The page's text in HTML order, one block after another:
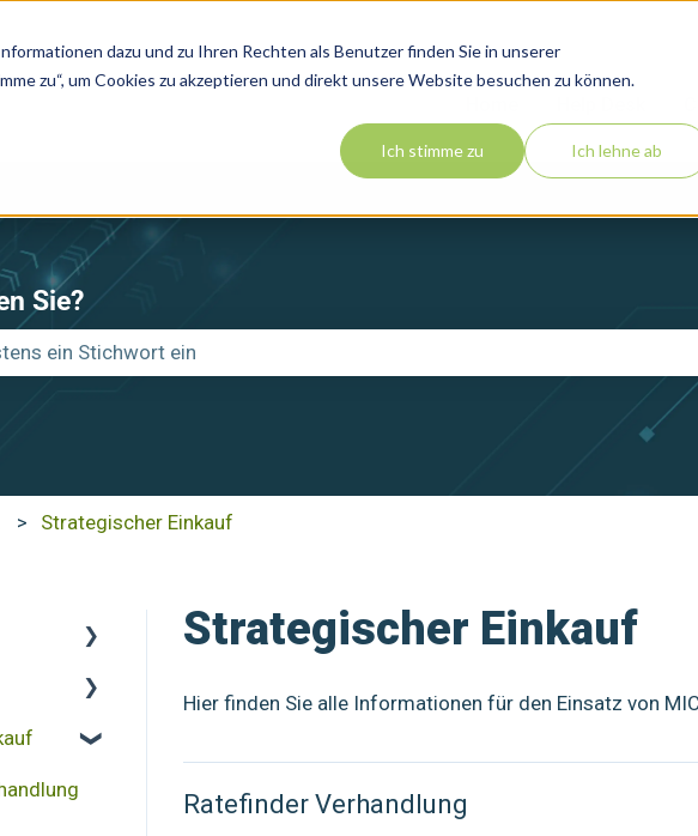
dazu und zu Ihren Rechten als Benutzer finden Sie in unserer
zu“, um Cookies zu akzeptieren und direkt unsere Website besuchen zu können.
Ich stimme zu Ich lehne ab
Sie?
da das Suchfeld leer ist.
Strategischer Einkauf
Strategischer Einkauf
Hier finden Sie alle Informationen für den Einsatz von
Ratefinder Verhandlung
-